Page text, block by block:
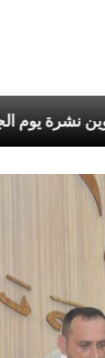
عناوين نشرة